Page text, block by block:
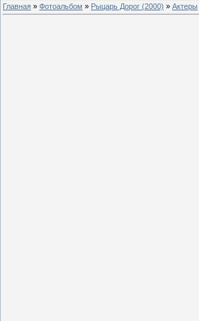
Главная » Фотоальбом » Рыцарь Дорог (2000) » Актеры